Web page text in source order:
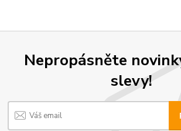
Nepropásněte
slevy!